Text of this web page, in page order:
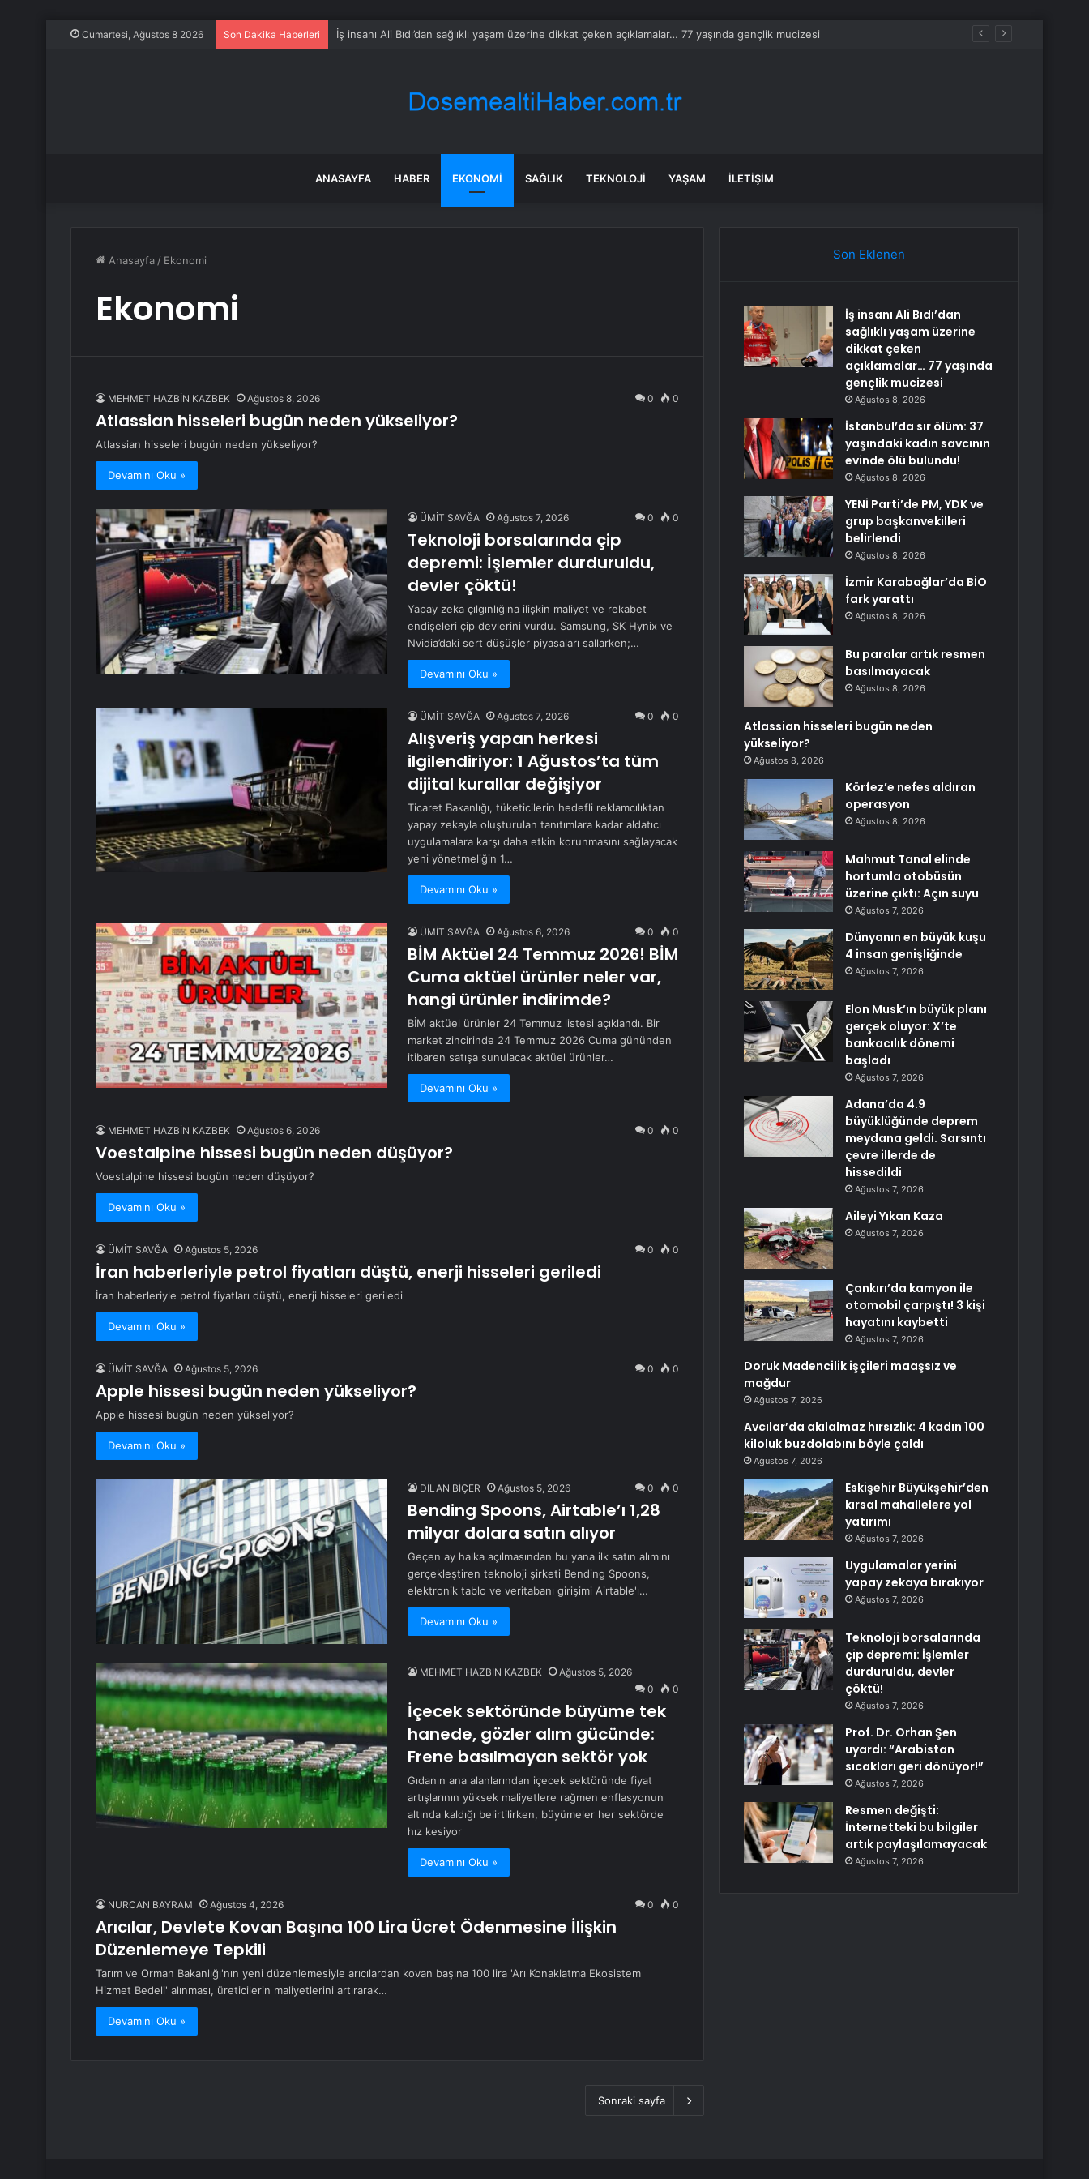
Cumartesi, Ağustos 8 2026 Son Dakika Haberleri İş insanı Ali Bıdı’dan sağlıklı yaşam üzerine dikkat çeken açıklamalar… 77 yaşında gençlik mucizesi
ANASAYFA HABER EKONOMI SAĞLIK TEKNOLOJI YAŞAM İLETIŞIM
Anasayfa / Ekonomi
Ekonomi
MEHMET HAZBİN KAZBEK Ağustos 8, 2026 0 0
Atlassian hisseleri bugün neden yükseliyor?
Atlassian hisseleri bugün neden yükseliyor?
Devamını Oku »
ÜMİT SAVĞA Ağustos 7, 2026 0 0
Teknoloji borsalarında çip
depremi: İşlemler durduruldu,
devler çöktü!
Yapay zeka çılgınlığına ilişkin maliyet ve rekabet
endişeleri çip devlerini vurdu. Samsung, SK Hynix ve
Nvidia’daki sert düşüşler piyasaları sallarken;…
Devamını Oku »
ÜMİT SAVĞA Ağustos 7, 2026 0 0
Alışveriş yapan herkesi
ilgilendiriyor: 1 Ağustos’ta tüm
dijital kurallar değişiyor
Ticaret Bakanlığı, tüketicilerin hedefli reklamcılıktan
yapay zekayla oluşturulan tanıtımlara kadar aldatıcı
uygulamalara karşı daha etkin korunmasını sağlayacak
yeni yönetmeliğin 1…
Devamını Oku »
ÜMİT SAVĞA Ağustos 6, 2026 0 0
BİM Aktüel 24 Temmuz 2026! BİM
Cuma aktüel ürünler neler var,
hangi ürünler indirimde?
BİM aktüel ürünler 24 Temmuz listesi açıklandı. Bir
market zincirinde 24 Temmuz 2026 Cuma gününden
itibaren satışa sunulacak aktüel ürünler…
Devamını Oku »
MEHMET HAZBİN KAZBEK Ağustos 6, 2026 0 0
Voestalpine hissesi bugün neden düşüyor?
Voestalpine hissesi bugün neden düşüyor?
Devamını Oku »
ÜMİT SAVĞA Ağustos 5, 2026 0 0
İran haberleriyle petrol fiyatları düştü, enerji hisseleri geriledi
İran haberleriyle petrol fiyatları düştü, enerji hisseleri geriledi
Devamını Oku »
ÜMİT SAVĞA Ağustos 5, 2026 0 0
Apple hissesi bugün neden yükseliyor?
Apple hissesi bugün neden yükseliyor?
Devamını Oku »
DİLAN BİÇER Ağustos 5, 2026 0 0
Bending Spoons, Airtable’ı 1,28
milyar dolara satın alıyor
Geçen ay halka açılmasından bu yana ilk satın alımını
gerçekleştiren teknoloji şirketi Bending Spoons,
elektronik tablo ve veritabanı girişimi Airtable'ı…
Devamını Oku »
MEHMET HAZBİN KAZBEK
Ağustos 5, 2026
0
0
İçecek sektöründe büyüme tek
hanede, gözler alım gücünde:
Frene basılmayan sektör yok
Gıdanın ana alanlarından içecek sektöründe fiyat
artışlarının yüksek maliyetlere rağmen enflasyonun
altında kaldığı belirtilirken, büyümeler her sektörde
hız kesiyor
Devamını Oku »
NURCAN BAYRAM Ağustos 4, 2026 0 0
Arıcılar, Devlete Kovan Başına 100 Lira Ücret Ödenmesine İlişkin
Düzenlemeye Tepkili
Tarım ve Orman Bakanlığı'nın yeni düzenlemesiyle arıcılardan kovan başına 100 lira 'Arı Konaklatma Ekosistem
Hizmet Bedeli' alınması, üreticilerin maliyetlerini artırarak…
Devamını Oku »
Sonraki sayfa
Son Eklenen
İş insanı Ali Bıdı’dan
sağlıklı yaşam üzerine
dikkat çeken
açıklamalar… 77 yaşında
gençlik mucizesi
Ağustos 8, 2026
İstanbul’da sır ölüm: 37
yaşındaki kadın savcının
evinde ölü bulundu!
Ağustos 8, 2026
YENİ Parti’de PM, YDK ve
grup başkanvekilleri
belirlendi
Ağustos 8, 2026
İzmir Karabağlar’da BİO
fark yarattı
Ağustos 8, 2026
Bu paralar artık resmen
basılmayacak
Ağustos 8, 2026
Atlassian hisseleri bugün neden
yükseliyor?
Ağustos 8, 2026
Körfez’e nefes aldıran
operasyon
Ağustos 8, 2026
Mahmut Tanal elinde
hortumla otobüsün
üzerine çıktı: Açın suyu
Ağustos 7, 2026
Dünyanın en büyük kuşu
4 insan genişliğinde
Ağustos 7, 2026
Elon Musk’ın büyük planı
gerçek oluyor: X’te
bankacılık dönemi
başladı
Ağustos 7, 2026
Adana’da 4.9
büyüklüğünde deprem
meydana geldi. Sarsıntı
çevre illerde de
hissedildi
Ağustos 7, 2026
Aileyi Yıkan Kaza
Ağustos 7, 2026
Çankırı’da kamyon ile
otomobil çarpıştı! 3 kişi
hayatını kaybetti
Ağustos 7, 2026
Doruk Madencilik işçileri maaşsız ve
mağdur
Ağustos 7, 2026
Avcılar’da akılalmaz hırsızlık: 4 kadın 100
kiloluk buzdolabını böyle çaldı
Ağustos 7, 2026
Eskişehir Büyükşehir’den
kırsal mahallelere yol
yatırımı
Ağustos 7, 2026
Uygulamalar yerini
yapay zekaya bırakıyor
Ağustos 7, 2026
Teknoloji borsalarında
çip depremi: İşlemler
durduruldu, devler
çöktü!
Ağustos 7, 2026
Prof. Dr. Orhan Şen
uyardı: “Arabistan
sıcakları geri dönüyor!”
Ağustos 7, 2026
Resmen değişti:
İnternetteki bu bilgiler
artık paylaşılamayacak
Ağustos 7, 2026